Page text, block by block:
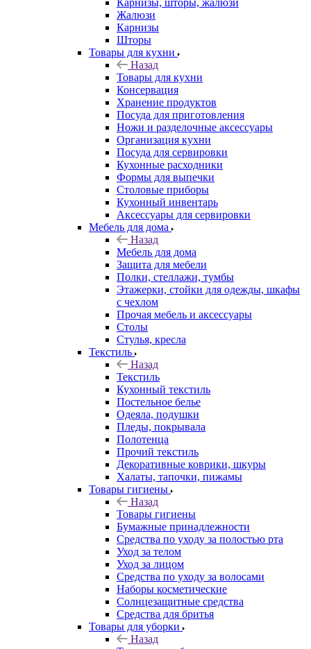
Карнизы, шторы, жалюзи
Жалюзи
Карнизы
Шторы
Товары для кухни
Назад
Товары для кухни
Консервация
Хранение продуктов
Посуда для приготовления
Ножи и разделочные аксессуары
Организация кухни
Посуда для сервировки
Кухонные расходники
Формы для выпечки
Столовые приборы
Кухонный инвентарь
Аксессуары для сервировки
Мебель для дома
Назад
Мебель для дома
Защита для мебели
Полки, стеллажи, тумбы
Этажерки, стойки для одежды, шкафы
с чехлом
Прочая мебель и аксессуары
Столы
Стулья, кресла
Текстиль
Назад
Текстиль
Кухонный текстиль
Постельное белье
Одеяла, подушки
Пледы, покрывала
Полотенца
Прочий текстиль
Декоративные коврики, шкуры
Халаты, тапочки, пижамы
Товары гигиены
Назад
Товары гигиены
Бумажные принадлежности
Средства по уходу за полостью рта
Уход за телом
Уход за лицом
Средства по уходу за волосами
Наборы косметические
Солнцезащитные средства
Средства для бритья
Товары для уборки
Назад